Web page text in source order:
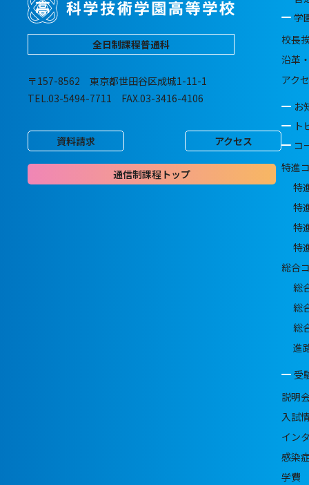
全日制課程普通科
〒157-8562 東京都世田谷区成城1-11-1
TEL.03-5494-7711 FAX.03-3416-4106
資料請求 アクセス
通信制課程トップ
学
校長
沿革
アク
お
ト
コ
特進
特
特
特
特
総合
総
総
総
進
受
説明
入試
イン
感染
学費